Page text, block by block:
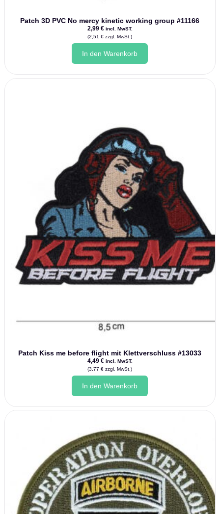
Patch 3D PVC No mercy kinetic working group #11166
2,99 € incl. MwST.
(2,51€ zzgl. MwSt.)
In den Warenkorb
Patch Kiss me before flight mit Klettverschluss #13033
4,49 € incl. MwST.
(3,77€ zzgl. MwSt.)
In den Warenkorb